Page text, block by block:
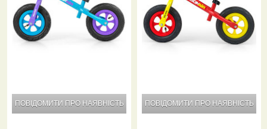
ПОВІДОМИТИ ПРО НАЯВНІСТЬ ПОВІДОМИТИ ПРО НАЯВНІСТЬ